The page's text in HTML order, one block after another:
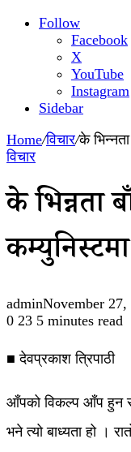
Follow
Facebook
X
YouTube
Instagram
Sidebar
Home/विचार/के
विचार
के भिन्नता
adminNovember 27,
0 23 5 minutes read
■ देवप्रकाश त्रिपाठी
आँपको विकल्प आँप हुन
भने त्यो बाध्यता हो ।